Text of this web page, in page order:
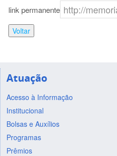
link permanente
Voltar
Atuação
Acesso à Informação
Institucional
Bolsas e Auxílios
Programas
Prêmios